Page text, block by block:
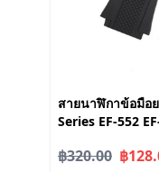
สายนาฬิกาข้อมือ
Series EF-552
฿320.00 ฿